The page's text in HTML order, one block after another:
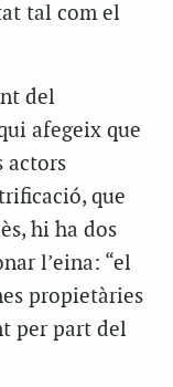
tal com el
del
afegeix que
actors
que
hi ha dos
l’eina: “el
propietàries
per part del